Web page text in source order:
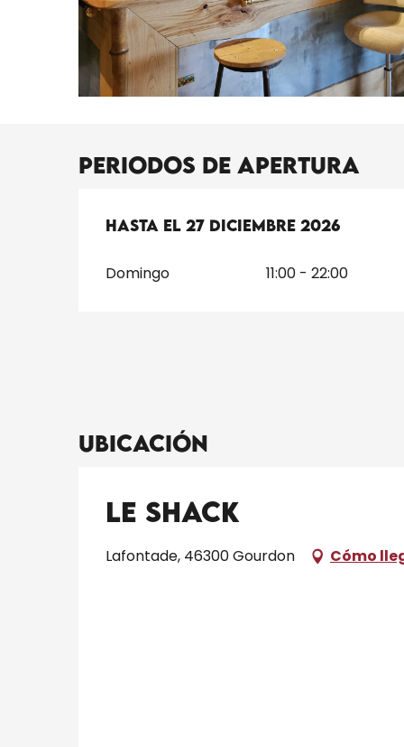
Periodos de apertura
Del4 enero 2026al27 diciembre
Hasta el 27 diciembre 2026
Domingo 11:00 - 22:00
Ubicación
Le Shack
Lafontade, 46300 Gourdon Cómo